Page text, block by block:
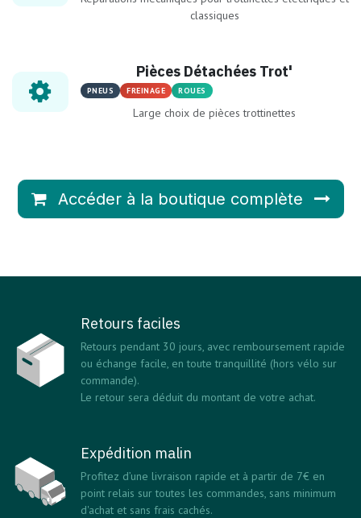
classiques
Pièces Détachées Trot'
PNEUS FREINAGE ROUES
Large choix de pièces trottinettes
Accéder à la boutique complète
Retours faciles
Retours pendant 30 jours, avec remboursement rapide
ou échange facile, en toute tranquillité (hors vélo sur
commande).
Le retour sera déduit du montant de votre achat.
Expédition malin
Profitez d’une livraison rapide et à partir de 7€ en
point relais sur toutes les commandes, sans minimum
d'achat et sans frais cachés.